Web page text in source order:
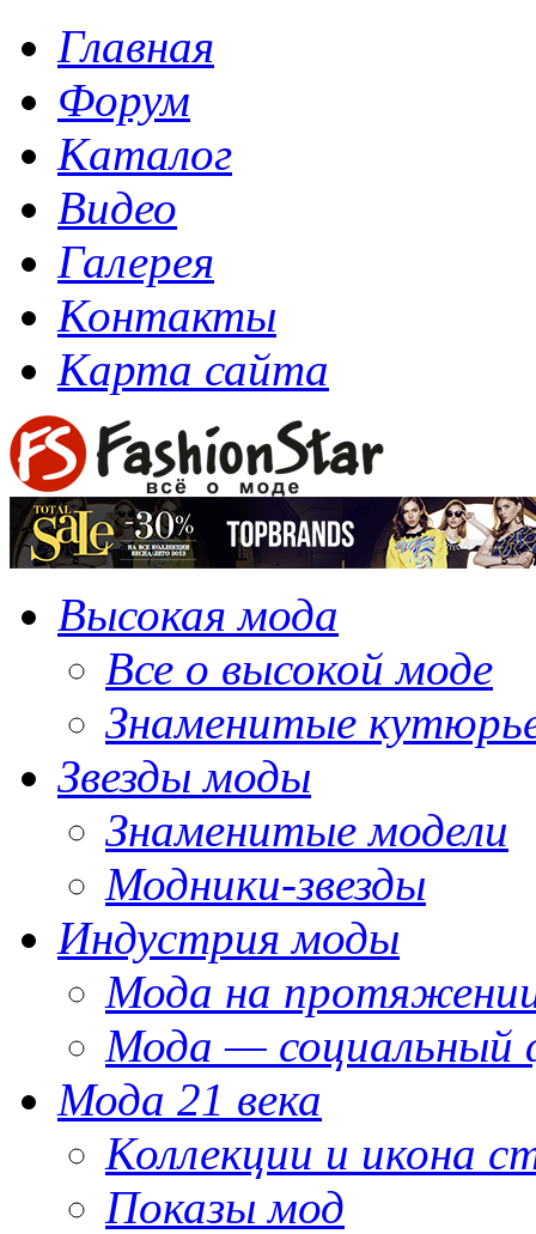
Главная
Форум
Каталог
Видео
Галерея
Контакты
Карта сайта
Высокая мода
Все о высокой моде
Знаменитые
Звезды моды
Знаменитые модели
Модники-звезды
Индустрия моды
Мода на
Мода — социальный
Мода 21 века
Коллекции и икона
Показы мод